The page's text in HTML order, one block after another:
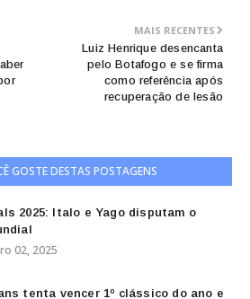
MAIS RECENTES
Luiz Henrique desencanta
pelo Botafogo e se firma
como referência após
recuperação de lesão
GOSTE DESTAS POSTAGENS
2025: Italo e Yago disputam o
02, 2025
tenta vencer 1º clássico do ano e